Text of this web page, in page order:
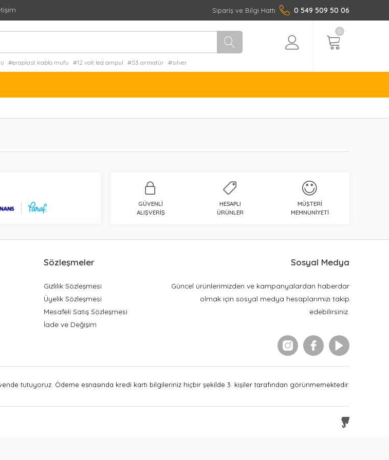
0 549 509 50 06
Sipariş ve Bilgi Hattı
#eraplast kablo mufu #12 volt led ampul #S3 armatür #silver
0
GÜVENLI
ALIŞVERIŞ
HESAPLI
ÜRÜNLER
MÜŞTERI
MEMNUNIYETI
Sözleşmeler
Gizlilik Sözleşmesi
Üyelik Sözleşmesi
Mesafeli Satış Sözleşmesi
İade ve Değişim
Sosyal Medya
Güncel ürünlerimizden ve kampanyalardan haberdar
olmak için sosyal medya hesaplarımızı takip
edebilirsiniz.
tutuyoruz. Ödeme esnasında kredi kartı bilgileriniz hiçbir şekilde 3. kişiler tarafından görünmemektedir.